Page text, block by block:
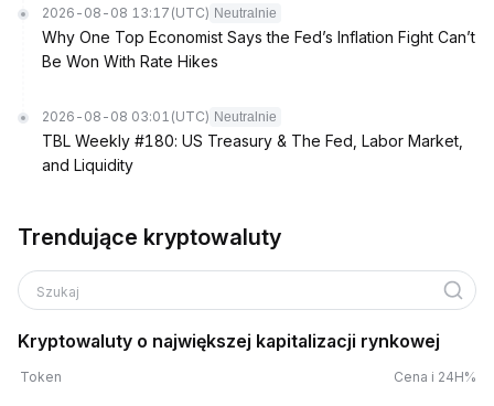
2026-08-08 13:17 (UTC) Neutralnie
Why One Top Economist Says the Fed’s Inflation Fight Can’t
Be Won With Rate Hikes
2026-08-08 03:01 (UTC) Neutralnie
TBL Weekly #180: US Treasury & The Fed, Labor Market,
and Liquidity
Trendujące kryptowaluty
Szukaj
Kryptowaluty o największej kapitalizacji rynkowej
Token Cena i 24H%